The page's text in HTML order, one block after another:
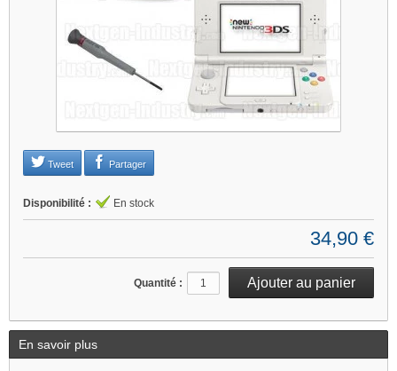
Changer mes préférences
Tweet Partager
Disponibilité : En stock
34,90 €
Quantité :
En savoir plus